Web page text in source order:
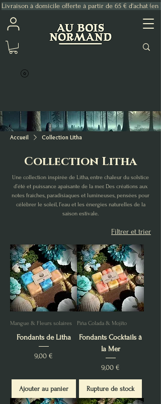
Livraison à domicile offerte à partir de 65 € d'achat (en
Accueil Collection Litha
Collection Litha
Une collection inspirée de Litha, entre chaleur du solstice
d’été et puissance apaisante de la mer. Des créations aux
notes fraîches, paradisiaques et lumineuses, pensées pour
célébrer le soleil, l’eau et les énergies naturelles de la
saison estivale.
Filtrer et trier
Mangue & Fleurs solaires
Fondants de Litha
Prix
9,00 €
Ajouter au panier
Piña Colada & Mojito
Fondants Cocktails à
la Mer
Prix
9,00 €
Rupture de stock